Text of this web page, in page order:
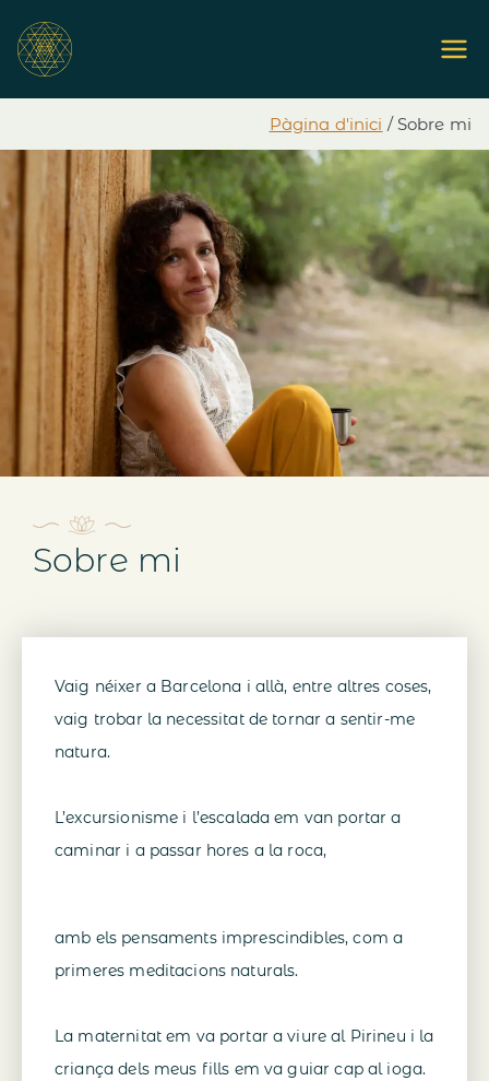
Pàgina d'inici Sobre mi
Sobre mi
Vaig néixer a Barcelona i allà, entre altres coses,
vaig trobar la necessitat de tornar a sentir-me
natura.
L’excursionisme i l’escalada em van portar a
caminar i a passar hores a la roca,
amb els pensaments imprescindibles, com a
primeres meditacions naturals.
La maternitat em va portar a viure al Pirineu i la
criança dels meus fills em va guiar cap al ioga.